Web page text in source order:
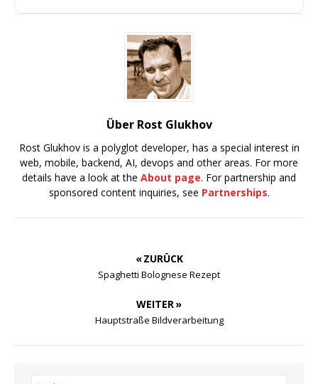
Über Rost Glukhov
Rost Glukhov is a polyglot developer, has a special interest in
web, mobile, backend, AI, devops and other areas. For more
details have a look at the About page. For partnership and
sponsored content inquiries, see Partnerships.
« ZURÜCK
Spaghetti Bolognese Rezept
WEITER »
Hauptstraße Bildverarbeitung